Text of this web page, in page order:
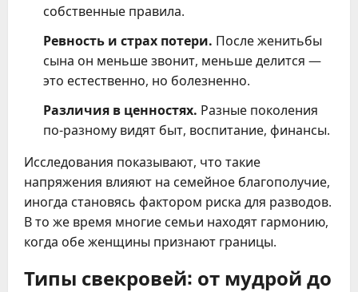
собственные правила.
Ревность и страх потери. После женитьбы
сына он меньше звонит, меньше делится —
это естественно, но болезненно.
Различия в ценностях. Разные поколения
по-разному видят быт, воспитание, финансы.
Исследования показывают, что такие
напряжения влияют на семейное благополучие,
иногда становясь фактором риска для разводов.
В то же время многие семьи находят гармонию,
когда обе женщины признают границы.
Типы свекровей: от мудрой до